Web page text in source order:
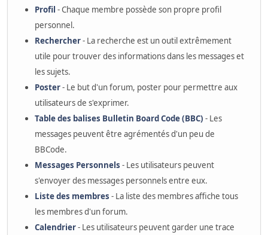
Profil - Chaque membre possède son propre profil
personnel.
Rechercher- La recherche est un outil extrêmement
utile pour trouver des informations dans les messages et
les sujets.
Poster- Le but d'un forum, poster pour permettre aux
utilisateurs de s'exprimer.
Table des balises Bulletin Board Code (BBC) - Les
messages peuvent être agrémentés d'un peu de
BBCode.
Messages Personnels - Les utilisateurs peuvent
s'envoyer des messages personnels entre eux.
Liste des membres - La liste des membres affiche tous
les membres d'un forum.
Calendrier- Les utilisateurs peuvent garder une trace